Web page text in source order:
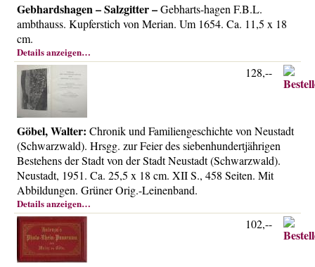
Gebhardshagen – Salzgitter –Gebharts-hagen F.B.L.
ambthauss. Kupferstich von Merian. Um 1654. Ca. 11,5 x 18
cm.
Details anzeigen…
Göbel, Walter: Chronik und Familiengeschichte von Neustadt
(Schwarzwald). Hrsgg. zur Feier des siebenhundertjährigen
Bestehens der Stadt von der Stadt Neustadt (Schwarzwald).
Neustadt, 1951. Ca. 25,5 x 18 cm. XII S., 458 Seiten. Mit
Abbildungen. Grüner Orig.-Leinenband.
Details anzeigen…
128,--
102,--